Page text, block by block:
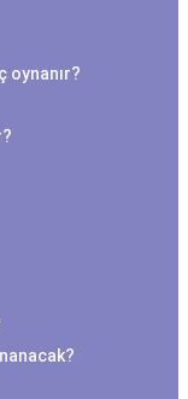
oynanır?